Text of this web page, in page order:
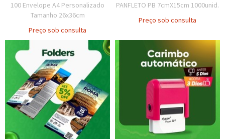
100 Envelope A4 Personalizado
Tamanho 26x36cm
Preço sob consulta
PANFLETO PB 7cmX15cm 1000unid.
Preço sob consulta